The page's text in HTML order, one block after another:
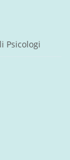
Psicologi